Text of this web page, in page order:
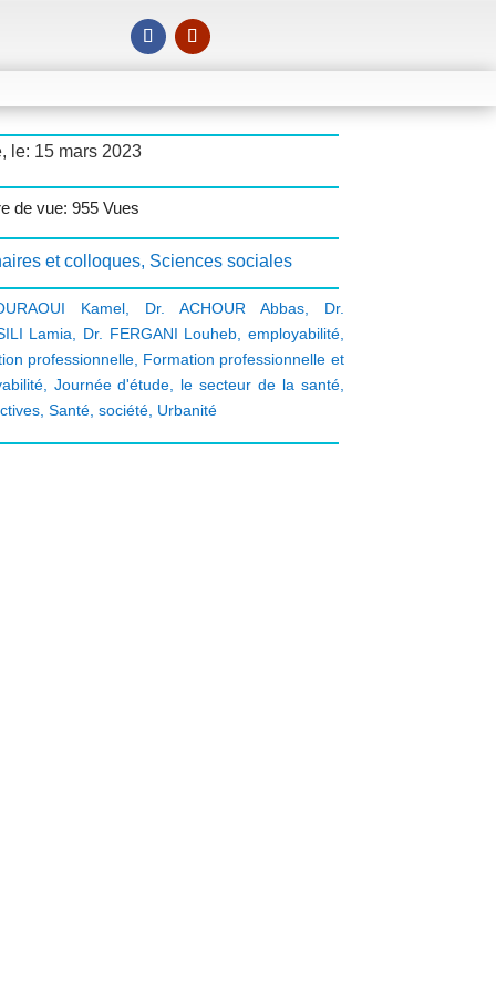
le: 15 mars 2023
de vue: 955 Vues
et colloques, Sciences sociales
Kamel, Dr. ACHOUR Abbas, Dr.
Lamia, Dr. FERGANI Louheb, employabilité,
professionnelle, Formation professionnelle et
, Journée d'étude, le secteur de la santé,
, Santé, société, Urbanité